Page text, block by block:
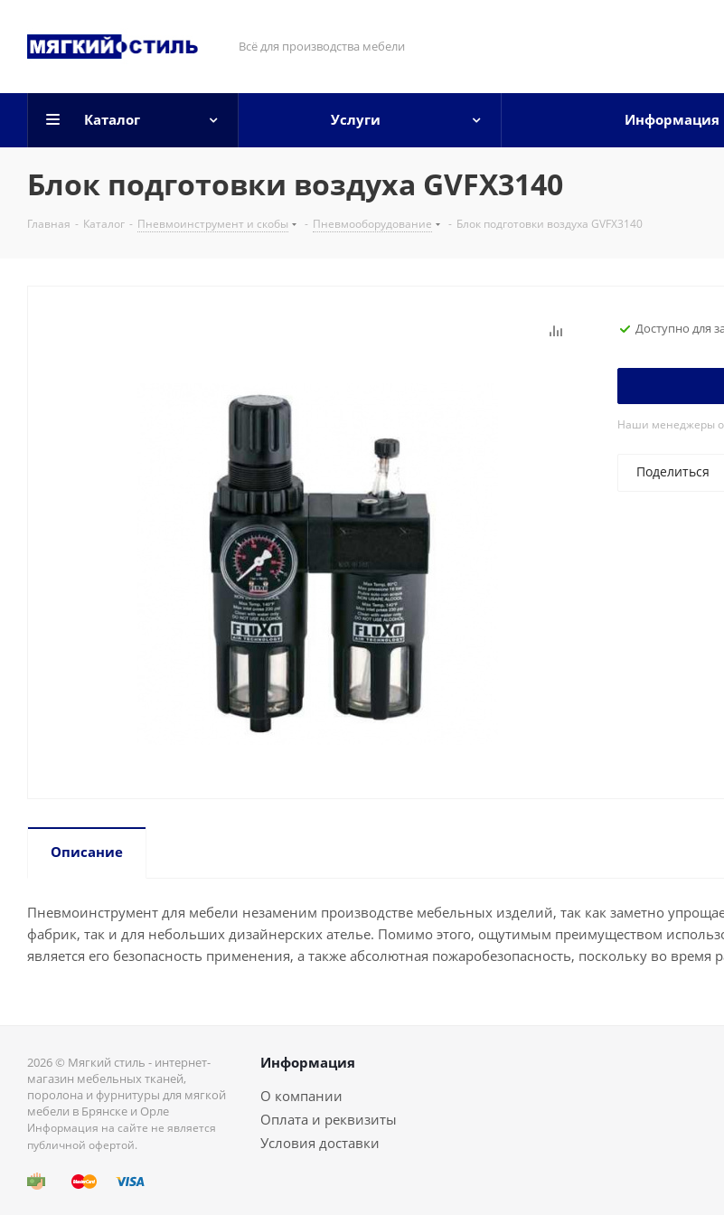
Всё для производства мебели
Каталог Услуги Информация
Блок подготовки воздуха GVFX3140
Главная - Каталог - Пневмоинструмент и скобы - Пневмооборудование - Блок подготовки воздуха GVFX3140
Доступно для
Наши менеджеры
Поделиться
Описание
Пневмоинструмент для мебели незаменим производстве мебельных изделий, так как заметно
фабрик, так и для небольших дизайнерских ателье. Помимо этого, ощутимым преимуществом
является его безопасность применения, а также абсолютная пожаробезопасность, поскольку во время
2026 © Мягкий стиль - интернет-
магазин мебельных тканей,
поролона и фурнитуры для мягкой
мебели в Брянске и Орле
Информация на сайте не является
публичной офертой.
Информация
О компании
Оплата и реквизиты
Условия доставки